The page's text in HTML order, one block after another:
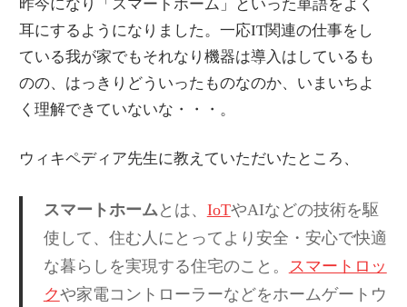
い
情
報
を
界
昨今になり「スマートホーム」といった単語をよく
耳にするようになりました。一応IT関連の仕事をし
ている我が家でもそれなり機器は導入はしているも
のの、はっきりどういったものなのか、いまいちよ
く理解できていないな・・・。
ウィキペディア先生に教えていただいたところ、
スマートホームとは、 IoTやAIなどの技術を駆
使して、住む人にとってより安全・安心で快適
な暮らしを実現する住宅のこと。 スマートロッ
クや家電コントローラーなどをホームゲートウ